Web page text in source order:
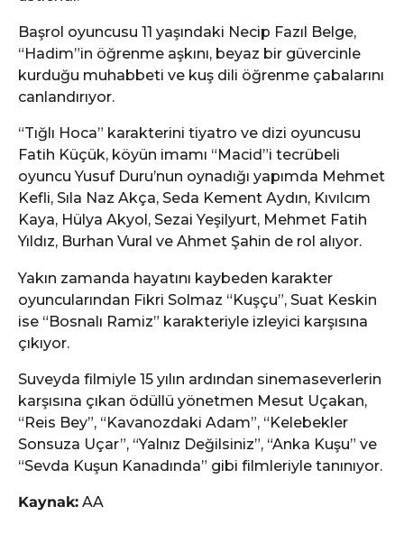
Başrol oyuncusu 11 yaşındaki Necip Fazıl Belge,
“Hadim”in öğrenme aşkını, beyaz bir güvercinle
kurduğu muhabbeti ve kuş dili öğrenme çabalarını
canlandırıyor.
“Tığlı Hoca” karakterini tiyatro ve dizi oyuncusu
Fatih Küçük, köyün imamı “Macid”i tecrübeli
oyuncu Yusuf Duru’nun oynadığı yapımda Mehmet
Kefli, Sıla Naz Akça, Seda Kement Aydın, Kıvılcım
Kaya, Hülya Akyol, Sezai Yeşilyurt, Mehmet Fatih
Yıldız, Burhan Vural ve Ahmet Şahin de rol alıyor.
Yakın zamanda hayatını kaybeden karakter
oyuncularından Fikri Solmaz “Kuşçu”, Suat Keskin
ise “Bosnalı Ramiz” karakteriyle izleyici karşısına
çıkıyor.
Suveyda filmiyle 15 yılın ardından sinemaseverlerin
karşısına çıkan ödüllü yönetmen Mesut Uçakan,
“Reis Bey”, “Kavanozdaki Adam”, “Kelebekler
Sonsuza Uçar”, “Yalnız Değilsiniz”, “Anka Kuşu” ve
“Sevda Kuşun Kanadında” gibi filmleriyle tanınıyor.
Kaynak: AA